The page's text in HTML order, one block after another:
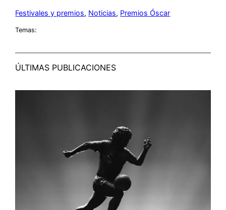
Festivales y premios, Noticias, Premios Óscar
Temas:
ÚLTIMAS PUBLICACIONES